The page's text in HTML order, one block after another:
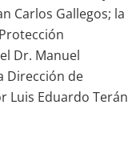
Carlos Gallegos; la
Dr. Manuel
Dirección de
Luis Eduardo Terán